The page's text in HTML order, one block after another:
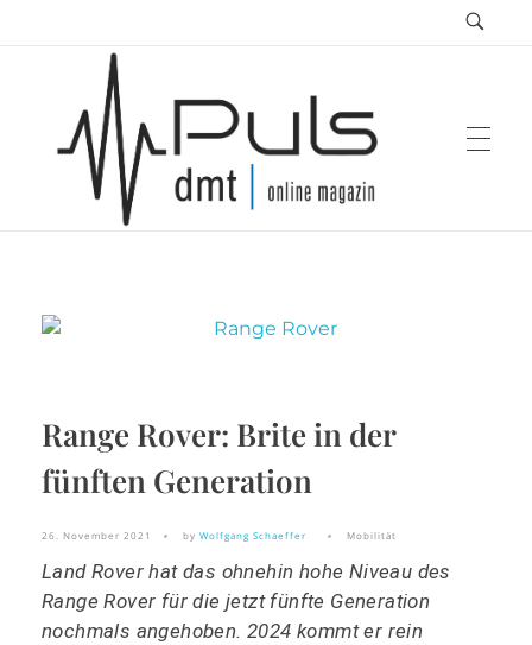
Puls Magazin
Zukunft der Mobilität
Range Rover: Brite in der
fünften Generation
26. November 2021 by Wolfgang Schaeffer Mobilität
Land Rover hat das ohnehin hohe Niveau des
Range Rover für die jetzt fünfte Generation
nochmals angehoben. 2024 kommt er rein